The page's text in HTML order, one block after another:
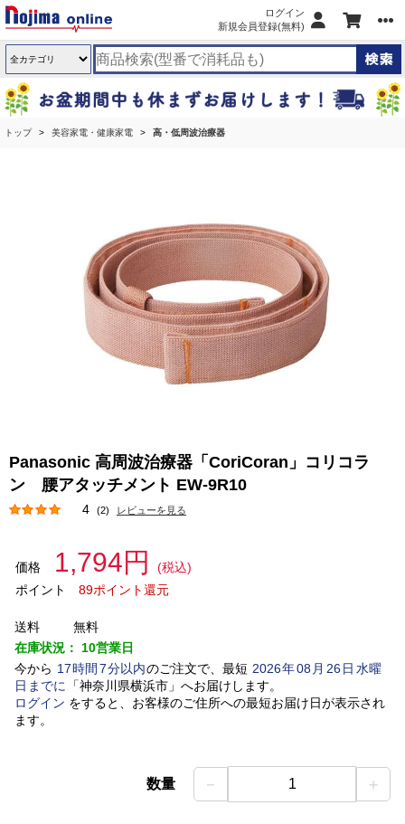
ログイン
新規会員登録(無料)
トップ 美容家電・健康家電 高・低周波治療器
Panasonic 高周波治療器「CoriCoran」コリコラ
ン 腰アタッチメント EW-9R10
4 (2) レビューを見る
価格 1,794円
(税込)
ポイント
89ポイント還元
送料
無料
在庫状況： 10営業日
今から 17時間 7分以内のご注文で、最短 2026年08 月 26日水曜
日 までに 「神奈川県横浜市」 へお届けします。
ログイン をすると、お客様のご住所への最短お届け日が表示され
ます。
数量 － 1 ＋